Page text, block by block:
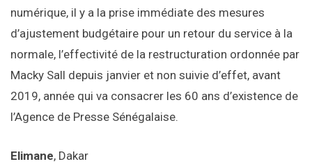
numérique, il y a la prise immédiate des mesures
d’ajustement budgétaire pour un retour du service à la
normale, l’effectivité de la restructuration ordonnée par
Macky Sall depuis janvier et non suivie d’effet, avant
2019, année qui va consacrer les 60 ans d’existence de
l’Agence de Presse Sénégalaise.
Elimane, Dakar